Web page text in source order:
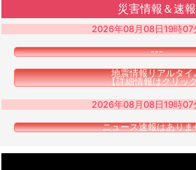
災害情報＆速報
2026年08月08日19時07
---
地震情報リアルタイ
【詳細情報はクリッ
2026年08月08日19時07
ニュース速報はありま